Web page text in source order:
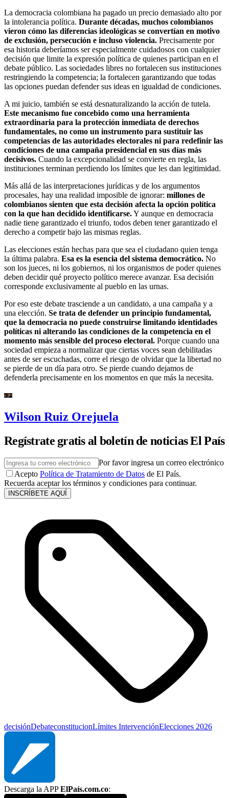
La democracia colombiana ha pagado un precio demasiado alto por
la intolerancia política. Durante décadas, muchos colombianos
vieron cómo las diferencias ideológicas se convertían en motivo
de exclusión, persecución e incluso violencia. Precisamente por
esa historia deberíamos ser especialmente cuidadosos con cualquier
decisión que limite la expresión política de quienes participan en el
debate público. Las sociedades libres no fortalecen sus instituciones
restringiendo la competencia; la fortalecen garantizando que todas
las opciones puedan defender sus ideas en igualdad de condiciones.
A mi juicio, también se está desnaturalizando la acción de tutela.
Este mecanismo fue concebido como una herramienta
extraordinaria para la protección inmediata de derechos
fundamentales, no como un instrumento para sustituir las
competencias de las autoridades electorales ni para redefinir las
condiciones de una campaña presidencial en sus días más
decisivos. Cuando la excepcionalidad se convierte en regla, las
instituciones terminan perdiendo los límites que les dan legitimidad.
Más allá de las interpretaciones jurídicas y de los argumentos
procesales, hay una realidad imposible de ignorar: millones de
colombianos sienten que esta decisión afecta la opción política
con la que han decidido identificarse.Y aunque en democracia
nadie tiene garantizado el triunfo, todos deben tener garantizado el
derecho a competir bajo las mismas reglas.
Las elecciones están hechas para que sea el ciudadano quien tenga
la última palabra. Esa es la esencia del sistema democrático. No
son los jueces, ni los gobiernos, ni los organismos de poder quienes
deben decidir qué proyecto político merece avanzar. Esa decisión
corresponde exclusivamente al pueblo en las urnas.
Por eso este debate trasciende a un candidato, a una campaña y a
una elección. Se trata de defender un principio fundamental,
que la democracia no puede construirse limitando identidades
políticas ni alterando las condiciones de la competencia en el
momento más sensible del proceso electoral. Porque cuando una
sociedad empieza a normalizar que ciertas voces sean debilitadas
antes de ser escuchadas, corre el riesgo de olvidar que la libertad no
se pierde de un día para otro. Se pierde cuando dejamos de
defenderla precisamente en los momentos en que más la necesita.
Wilson Ruiz Orejuela
Regístrate gratis al boletín de noticias El País
Por favor ingresa un correo electrónico
Acepto Política de Tratamiento de Datos de El País.
Recuerda aceptar los términos y condiciones para continuar.
INSCRÍBETE AQUÍ
decisiónDebateconstitucionLímites IntervenciónElecciones 2026
Descarga la APPElPaís.com.co: